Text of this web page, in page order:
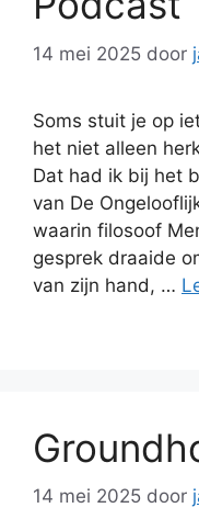
14 mei 2025 door
Soms stuit je op
het niet alleen
Dat had ik bij het
van De
waarin filosoof
gesprek draaide
van zijn hand, …
14 mei 2025 door